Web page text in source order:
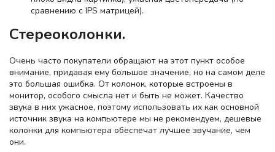
сравнению с IPS матрицей).
Стереоколонки.
Очень часто покупатели обращают на этот пункт особое
внимание, придавая ему большое значение, но на самом деле
это большая ошибка. От колонок, которые встроены в
монитор, особого смысла нет и быть не может. Качество
звука в них ужасное, поэтому использовать их как основной
источник звука на компьютере мы не рекомендуем, дешевые
колонки для компьютера обеспечат лучшее звучание, чем
они.